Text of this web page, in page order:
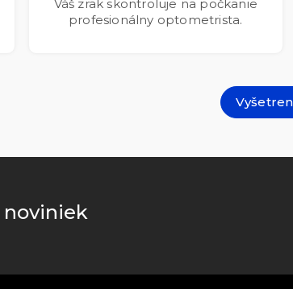
Váš zrak skontroluje na počkanie
profesionálny optometrista.
noviniek